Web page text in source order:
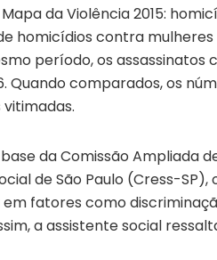
da Violência 2015:
homicídios contra
período, os
Quando comparados, os
vitimadas.
da Comissão Ampliada
de São Paulo (Cress-
fatores como
a assistente social